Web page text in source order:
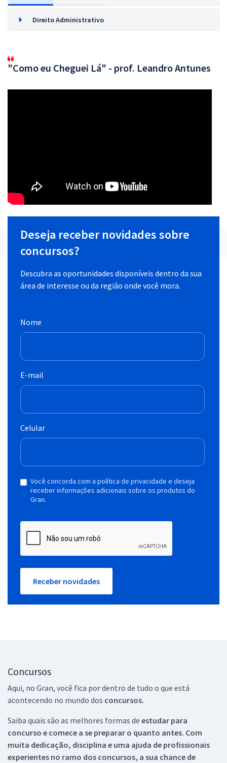
Direito Administrativo
"Como eu Cheguei Lá" - prof. Leandro Antunes
Deseja receber novidades sobre
concursos?
Descubra as oportunidades disponíveis dentro da sua
área de interesse ou da região onde você mora.
Nome
E-mail
Celular
Você concorda com a política de privacidade e deseja
receber informações adicionais sobre os produtos do
Gran.
Receber novidades
Concursos
Aqui, no Gran, você fica por dentro de tudo o que está
acontecendo no mundo dos concursos.
Saiba quais são as melhores formas de estudar para
concurso e comece a se preparar o quanto antes. Com
muita dedicação, disciplina e uma ajuda de profissionais
experientes no ramo dos concursos, a sua chance de